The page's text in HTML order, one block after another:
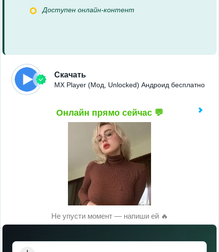
Доступен онлайн-контент
Скачать
MX Player (Мод, Unlocked) Андроид бесплатно
Онлайн прямо сейчас 💬
Не упусти момент — напиши ей 🔥